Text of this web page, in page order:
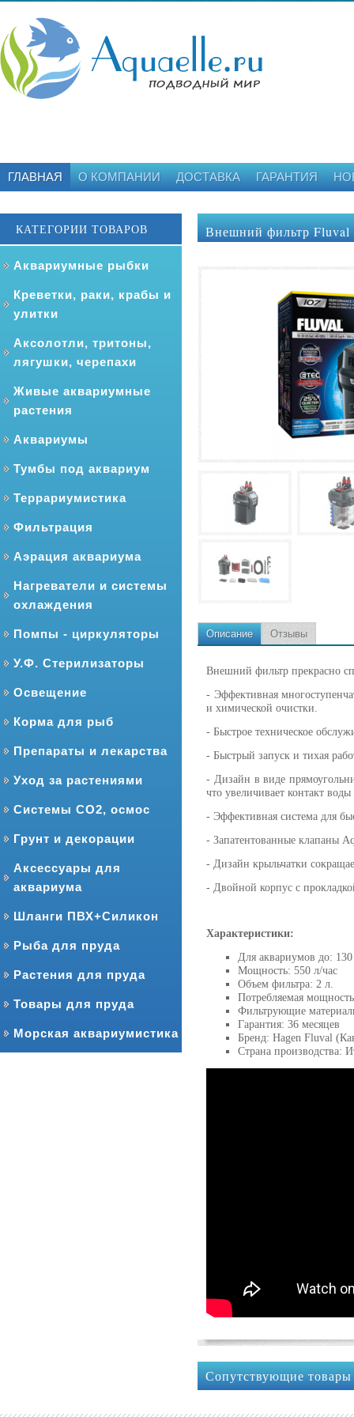
ГЛАВНАЯ О КОМПАНИИ ДОСТАВКА ГАРАНТИЯ
КАТЕГОРИИ ТОВАРОВ
Аквариумные рыбки
Креветки, раки, крабы и
улитки
Аксолотли, тритоны,
лягушки, черепахи
Живые аквариумные
растения
Аквариумы
Тумбы под аквариум
Террариумистика
Фильтрация
Аэрация аквариума
Нагреватели и системы
охлаждения
Помпы - циркуляторы
У.Ф. Стерилизаторы
Освещение
Корма для рыб
Препараты и лекарства
Уход за растениями
Системы CO2, осмос
Грунт и декорации
Аксессуары для
аквариума
Шланги ПВХ+Силикон
Рыба для пруда
Растения для пруда
Товары для пруда
Морская аквариумистика
Внешний фильтр Fluval
Описание Отзывы
Внешний фильтр прекрасно
- Эффективная
и химической очистки.
- Быстрое техническое
- Быстрый запуск и тихая
- Дизайн в виде
что увеличивает контакт
- Эффективная система для
- Запатентованные клапаны
- Дизайн крыльчатки
- Двойной корпус с
Характеристики:
Для аквариумов до:
Мощность: 550 л/час
Объем фильтра: 2 л.
Потребляемая
Фильтрующие
Гарантия: 36 месяцев
Бренд: Hagen Fluval
Страна производства:
Сопутствующие товары